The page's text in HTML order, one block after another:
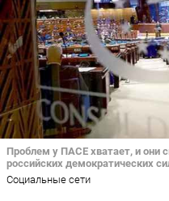
Проблем у ПАСЕ хватает, и они
российских демократических
Социальные сети